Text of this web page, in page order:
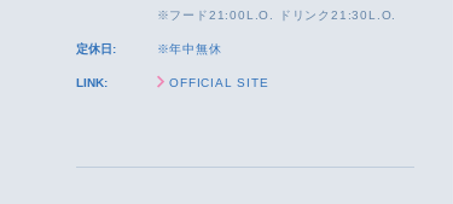
※フード21:00L.O. ドリンク21:30L.O.
定休日: ※年中無休
LINK: OFFICIAL SITE